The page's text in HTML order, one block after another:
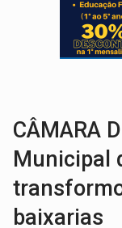
A
CÂMARA
Municipal
baixarias